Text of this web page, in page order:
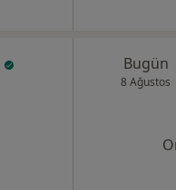
Bugün
8 Ağustos